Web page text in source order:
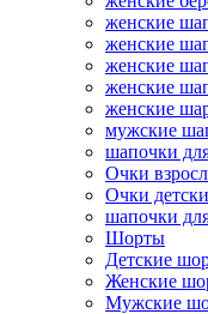
женские
женские
женские
женские
женские
мужские
шапочки
Очки
Очки
шапочки
Шорты
Детские
Женские
Мужские